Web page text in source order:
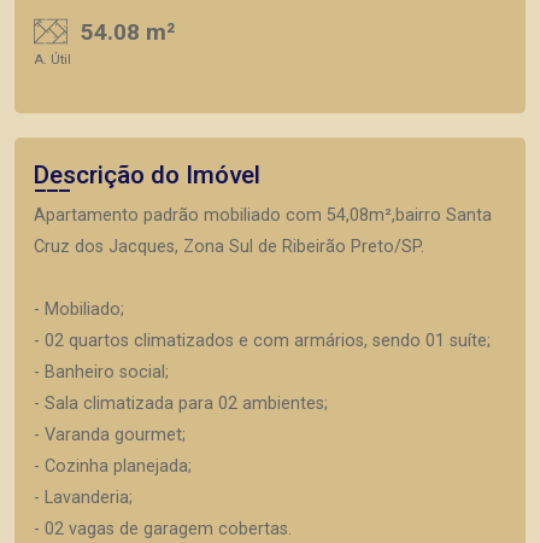
54.08 m²
A. Útil
Descrição do Imóvel
Apartamento padrão mobiliado com 54,08m²,bairro Santa
Cruz dos Jacques, Zona Sul de Ribeirão Preto/SP.
- Mobiliado;
- 02 quartos climatizados e com armários, sendo 01 suíte;
- Banheiro social;
- Sala climatizada para 02 ambientes;
- Varanda gourmet;
- Cozinha planejada;
- Lavanderia;
- 02 vagas de garagem cobertas.